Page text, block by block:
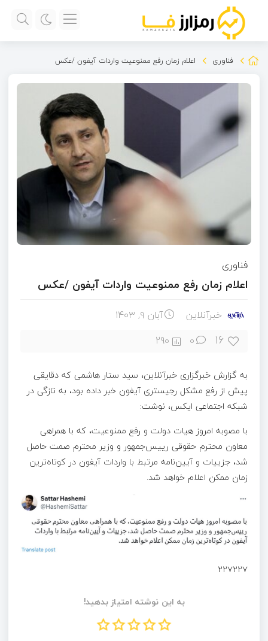
فناوری اعلام زمان رفع ممنوعیت واردات آیفون /عکس
فناوری
اعلام زمان رفع ممنوعیت واردات آیفون /عکس
خبرآنلاین آبان ۹, ۱۴۰۳
16
0
290
به گزارش خبرگزاری خبرآنلاین، سید ستار هاشمی که دقایقی
پیش از رفع مشکل رجیستری آیفون خبر داده بود، به تازگی در
شبکه اجتماعی ایکس، نوشت:
با مصوبه امروز هیات دولت و رفع ممنوعیت، که با همراهی
معاون محترم حقوقی رییس‌جمهور و وزیر محترم صمت حاصل
شد، جزییات و آیین‌نامه مرتبط با واردات آیفون در کوتاه‌ترین
زمان ممکن اعلام خواهد شد.
۲۲۷۲۲۷
به این نوشته امتیاز بدهید!